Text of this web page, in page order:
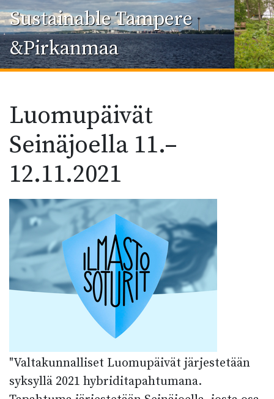
Sustainable Tampere
&Pirkanmaa
Luomupäivät
Seinäjoella 11.–
12.11.2021
"Valtakunnalliset Luomupäivät järjestetään
syksyllä 2021 hybriditapahtumana.